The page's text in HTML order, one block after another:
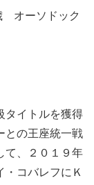
オーソドック
タイトルを獲得
との王座統一戦
て、２０１９年
・コバレフにＫ